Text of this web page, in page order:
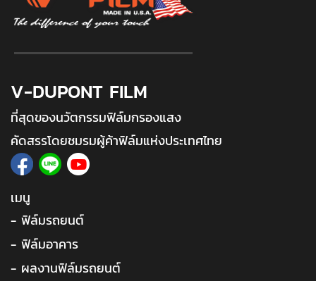
V-DUPONT FILM
ที่สุดของนวัตกรรมฟิล์มกรองแสง
คัดสรรโดยชมรมผู้ค้าฟิล์มแห่งประเทศไทย
เมนู
- ฟิล์มรถยนต์
- ฟิล์มอาคาร
- ผลงานฟิล์มรถยนต์